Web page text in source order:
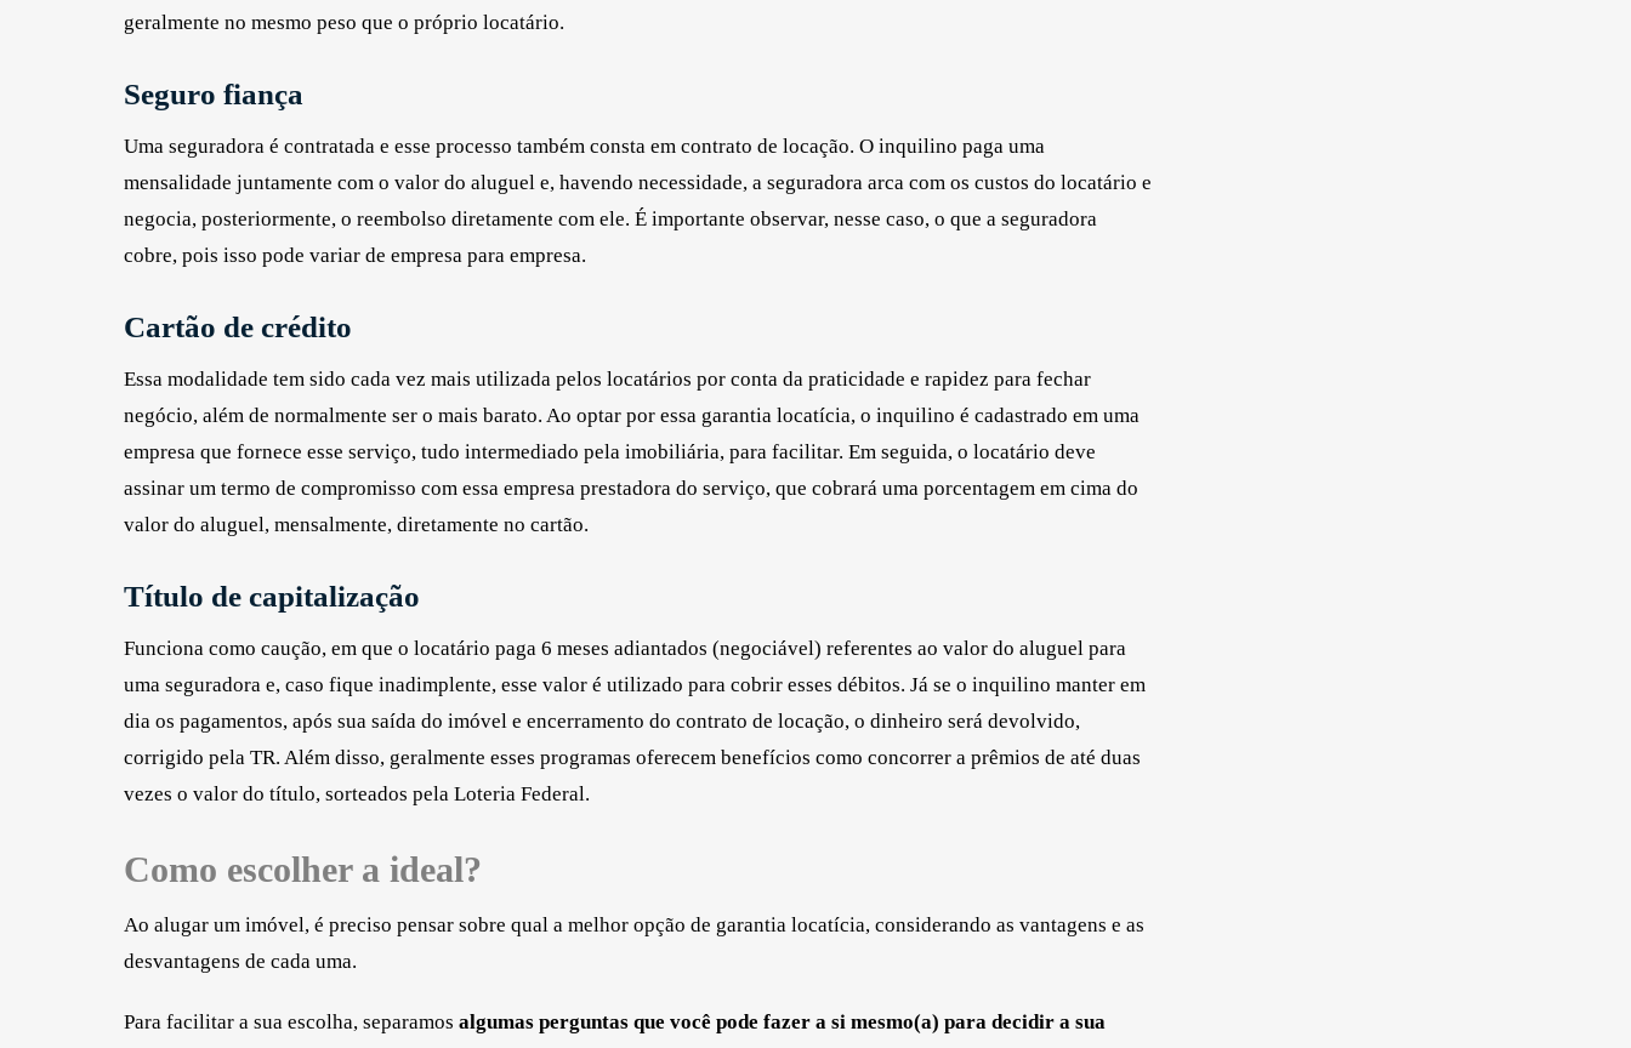
geralmente no mesmo peso que o próprio locatário.
Seguro fiança
Uma seguradora é contratada e esse processo também consta em contrato de locação. O inquilino paga uma
mensalidade juntamente com o valor do aluguel e, havendo necessidade, a seguradora arca com os custos do locatário e
negocia, posteriormente, o reembolso diretamente com ele. É importante observar, nesse caso, o que a seguradora
cobre, pois isso pode variar de empresa para empresa.
Cartão de crédito
Essa modalidade tem sido cada vez mais utilizada pelos locatários por conta da praticidade e rapidez para fechar
negócio, além de normalmente ser o mais barato. Ao optar por essa garantia locatícia, o inquilino é cadastrado em uma
empresa que fornece esse serviço, tudo intermediado pela imobiliária, para facilitar. Em seguida, o locatário deve
assinar um termo de compromisso com essa empresa prestadora do serviço, que cobrará uma porcentagem em cima do
valor do aluguel, mensalmente, diretamente no cartão.
Título de capitalização
Funciona como caução, em que o locatário paga 6 meses adiantados (negociável) referentes ao valor do aluguel para
uma seguradora e, caso fique inadimplente, esse valor é utilizado para cobrir esses débitos. Já se o inquilino manter em
dia os pagamentos, após sua saída do imóvel e encerramento do contrato de locação, o dinheiro será devolvido,
corrigido pela TR. Além disso, geralmente esses programas oferecem benefícios como concorrer a prêmios de até duas
vezes o valor do título, sorteados pela Loteria Federal.
Como escolher a ideal?
Ao alugar um imóvel, é preciso pensar sobre qual a melhor opção de garantia locatícia, considerando as vantagens e as
desvantagens de cada uma.
Para facilitar a sua escolha, separamos algumas perguntas que você pode fazer a si mesmo(a) para decidir a sua